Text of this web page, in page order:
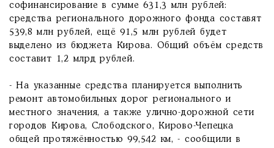
софинансирование в сумме 631,3 млн рублей:
средства регионального дорожного фонда составят
539,8 млн рублей, ещё 91,5 млн рублей будет
выделено из бюджета Кирова. Общий объём средств
составит 1,2 млрд рублей.
- На указанные средства планируется выполнить
ремонт автомобильных дорог регионального и
местного значения, а также улично-дорожной сети
городов Кирова, Слободского, Кирово-Чепецка
общей протяжённостью 99,542 км, - сообщили в